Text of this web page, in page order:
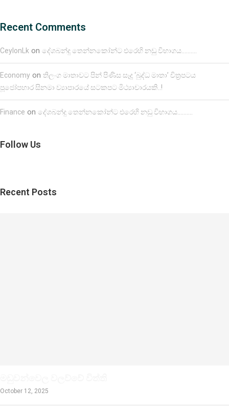
Recent Comments
CeylonLk on දේශබන්දු තෙන්නකෝන්ට එරෙහි නඩු විභාගය……….
Economy on තිලංග මාතාවට පින් පිණිස සෑදූ ‘බුද්ධ මාතා’ චිත්‍රපටය
පූජෝපහාර සිනමා ව්‍යාපාරයේ සටකපට මිථ්‍යාචාරයකි..!
Finance on දේශබන්දු තෙන්නකෝන්ට එරෙහි නඩු විභාගය……….
Follow Us
Recent Posts
October 12, 2025